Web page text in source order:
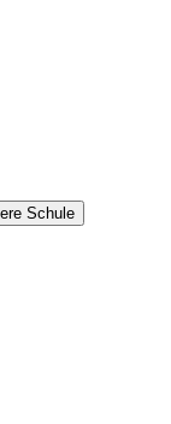
Schule